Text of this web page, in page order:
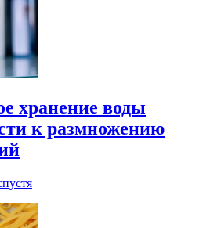
хранение воды
к размножению